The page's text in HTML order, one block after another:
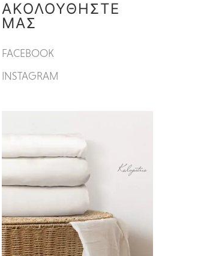
ΑΚΟΛΟΥΘΗΣΤΕ
ΜΑΣ
FACEBOOK
INSTAGRAM
Kalopetris